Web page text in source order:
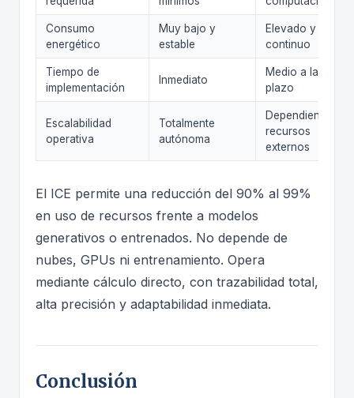
Consumo
energético
Muy bajo y
estable
Elevado y
continuo
Tiempo de
implementación
Inmediato
Medio a largo
plazo
Escalabilidad
operativa
Totalmente
autónoma
Dependiente de
recursos
externos
El ICE permite una reducción del 90% al 99%
en uso de recursos frente a modelos
generativos o entrenados. No depende de
nubes, GPUs ni entrenamiento. Opera
mediante cálculo directo, con trazabilidad total,
alta precisión y adaptabilidad inmediata.
Conclusión